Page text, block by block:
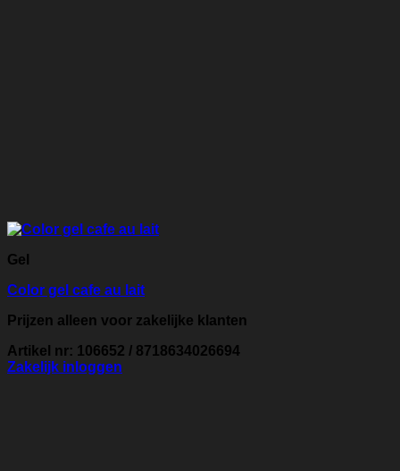
Gel
Color gel cafe au lait
Prijzen alleen voor zakelijke klanten
Artikel nr: 106652 / 8718634026694
Zakelijk inloggen